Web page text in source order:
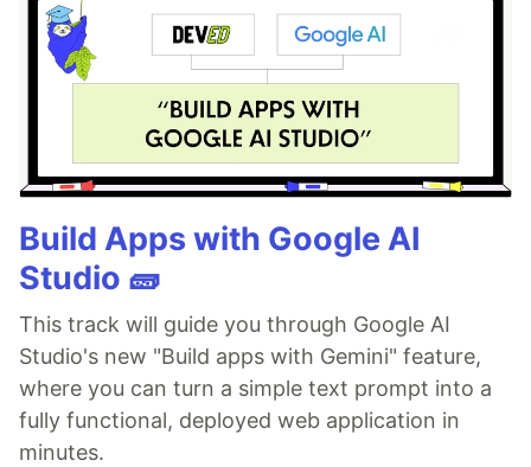
Build Apps with Google AI
Studio 🧱
This track will guide you through Google AI
Studio's new "Build apps with Gemini" feature,
where you can turn a simple text prompt into a
fully functional, deployed web application in
minutes.